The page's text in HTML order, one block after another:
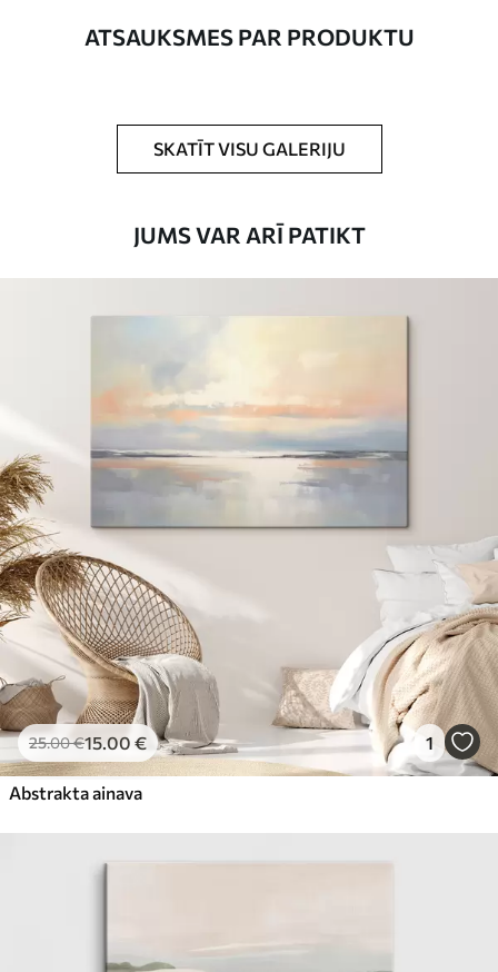
Jūs varat pievienot lakas pārklājumu.
No15.00€
Eco-Premium
No .00€
ATSAUKSMES PAR PRODUKTU
SKATĪT VISU GALERIJU
JUMS VAR ARĪ PATIKT
25.00€15.00 € 1
Abstrakta ainava